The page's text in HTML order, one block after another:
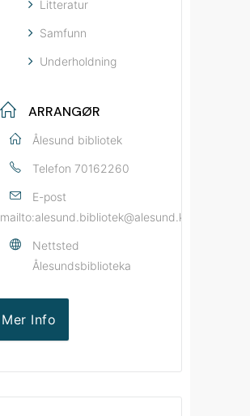
Litteratur
Samfunn
Underholdning
ARRANGØR
Ålesund bibliotek
Telefon 70162260
E-post
mailto:alesund.bibliotek@alesund.kommune.no
Nettsted
Ålesundsbiblioteka
Mer Info